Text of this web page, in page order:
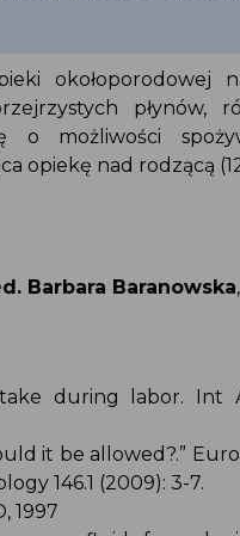
okołoporodowej
płynów,
możliwości
opiekę nad rodzącą
Barbara Baranowska
during labor. Int
it be allowed?.”
146.1 (2009): 3-7.
1997